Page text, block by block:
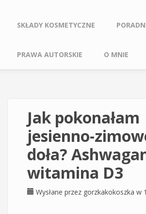
SKŁADY KOSMETYCZNE
PRAWA AUTORSKIE O MNIE
Jak pokonałam
jesienno-
doła?
witamina D3
Wysłane przez gorzkakokoszka w